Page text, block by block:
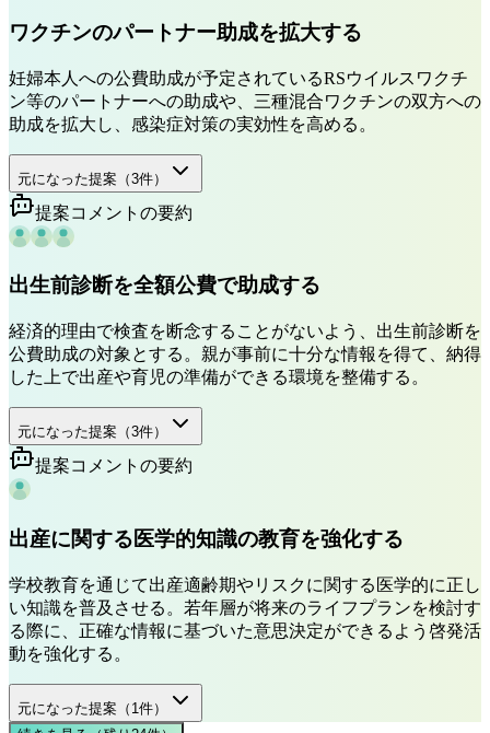
ワクチンのパートナー助成を拡大する
妊婦本人への公費助成が予定されているRSウイルスワクチ
ン等のパートナーへの助成や、三種混合ワクチンの双方への
助成を拡大し、感染症対策の実効性を高める。
元になった提案（3件）
提案コメントの要約
出生前診断を全額公費で助成する
経済的理由で検査を断念することがないよう、出生前診断を
公費助成の対象とする。親が事前に十分な情報を得て、納得
した上で出産や育児の準備ができる環境を整備する。
元になった提案（3件）
提案コメントの要約
出産に関する医学的知識の教育を強化する
学校教育を通じて出産適齢期やリスクに関する医学的に正し
い知識を普及させる。若年層が将来のライフプランを検討す
る際に、正確な情報に基づいた意思決定ができるよう啓発活
動を強化する。
元になった提案（ 1件）